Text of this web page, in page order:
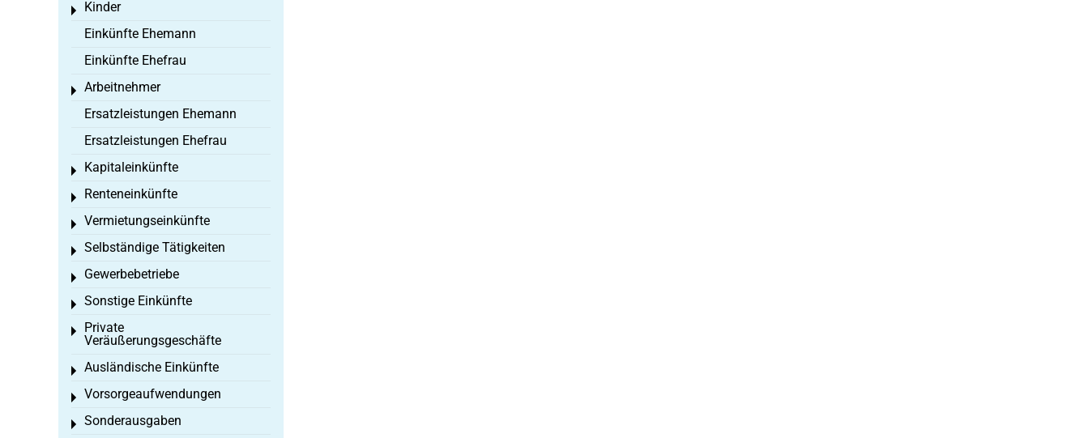
Kinder
Toggle menu
Einkünfte Ehemann
Einkünfte Ehefrau
Arbeitnehmer
Toggle menu
Ersatzleistungen Ehemann
Ersatzleistungen Ehefrau
Kapitaleinkünfte
Toggle menu
Renteneinkünfte
Toggle menu
Vermietungseinkünfte
Toggle menu
Selbständige Tätigkeiten
Toggle menu
Gewerbebetriebe
Toggle menu
Sonstige Einkünfte
Toggle menu
Private
Veräußerungsgeschäfte
Toggle menu
Ausländische Einkünfte
Toggle menu
Vorsorgeaufwendungen
Toggle menu
Sonderausgaben
Toggle menu